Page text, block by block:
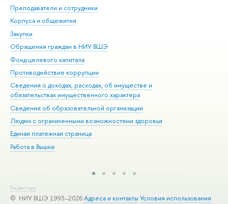
Преподаватели и сотрудники
Корпуса и общежития
Закупки
Обращения граждан в НИУ ВШЭ
Фонд целевого капитала
Противодействие коррупции
Сведения о доходах, расходах, об имуществе и
обязательствах имущественного характера
Сведения об образовательной организации
Людям с ограниченными возможностями здоровья
Единая платежная страница
Работа в Вышке
Редактору
© НИУ ВШЭ 1993–2026Адреса и контакты Условия использования